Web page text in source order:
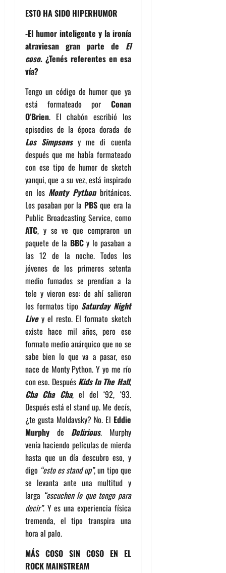
ESTO HA SIDO HIPERHUMOR
-El humor inteligente y la ironía
atraviesan gran parte de El
coso. ¿Tenés referentes en esa
vía?
Tengo un código de humor que ya
está formateado por Conan
O’Brien. El chabón escribió los
episodios de la época dorada de
Los Simpsonsy me di cuenta
después que me había formateado
con ese tipo de humor de sketch
yanqui, que a su vez, está inspirado
en los Monty Pythonbritánicos.
Los pasaban por la PBSque era la
Public Broadcasting Service, como
ATC, y se ve que compraron un
paquete de la BBCy lo pasaban a
las 12 de la noche. Todos los
jóvenes de los primeros setenta
medio fumados se prendían a la
tele y vieron eso: de ahí salieron
los formatos tipo Saturday Night
Livey el resto. El formato sketch
existe hace mil años, pero ese
formato medio anárquico que no se
sabe bien lo que va a pasar, eso
nace de Monty Python. Y yo me río
con eso. Después Kids In The Hall,
Cha Cha Cha, el del ‘92, ‘93.
Después está el stand up. Me decís,
¿te gusta Moldavsky? No. El Eddie
Murphy de Delirious. Murphy
venía haciendo películas de mierda
hasta que un día descubro eso, y
digo “esto es stand up”, un tipo que
se levanta ante una multitud y
larga “escuchen lo que tengo para
decir”. Y es una experiencia física
tremenda, el tipo transpira una
hora al palo.
MÁS COSO SIN COSO EN EL
ROCK MAINSTREAM